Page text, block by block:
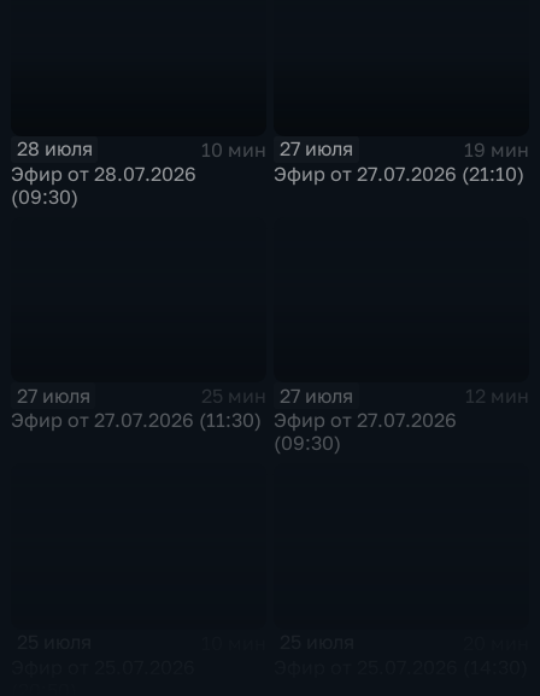
28 июля
10 мин
Эфир от 28.07.2026
(09:30)
27 июля
19 мин
Эфир от 27.07.2026 (21:10)
27 июля
25 мин
Эфир от 27.07.2026 (11:30)
27 июля
12 мин
Эфир от 27.07.2026
(09:30)